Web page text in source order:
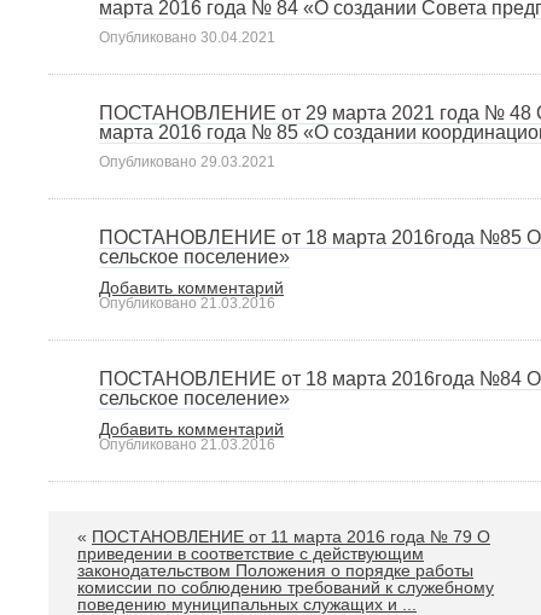
марта 2016 года № 84 «О создании Совета
Опубликовано 30.04.2021
ПОСТАНОВЛЕНИЕ от 29 марта 2021 года № 48 О
марта 2016 года № 85 «О создании
Опубликовано 29.03.2021
ПОСТАНОВЛЕНИЕ от 18 марта 2016года №85 О
сельское поселение»
Добавить комментарий
Опубликовано 21.03.2016
ПОСТАНОВЛЕНИЕ от 18 марта 2016года №84 О
сельское поселение»
Добавить комментарий
Опубликовано 21.03.2016
« ПОСТАНОВЛЕНИЕ от 11 марта 2016 года № 79 О
приведении в соответствие с действующим
законодательством Положения о порядке работы
комиссии по соблюдению требований к служебному
поведению муниципальных служащих и ...